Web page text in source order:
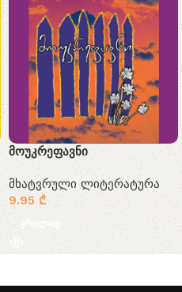
მოუკრეფავნი
მხატვრული ლიტერატურა
9.95₾
ვრცლად